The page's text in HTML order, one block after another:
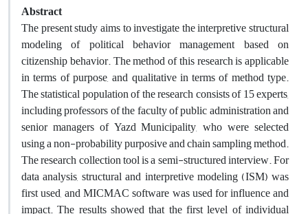
Abstract
The present study aims to investigate the interpretive structural
modeling of political behavior management based on
citizenship behavior. The method of this research is applicable
in terms of purpose, and qualitative in terms of method type.
The statistical population of the research consists of 15 experts,
including professors of the faculty of public administration and
senior managers of Yazd Municipality, who were selected
using a non-probability purposive and chain sampling method.
The research collection tool is a semi-structured interview. For
data analysis, structural and interpretive modeling (ISM) was
first used, and MICMAC software was used for influence and
impact. The results showed that the first level of individual